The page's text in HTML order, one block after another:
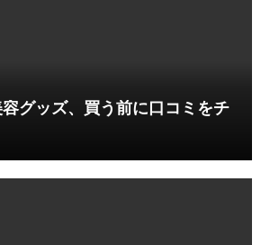
グッズ、買う前に口コミをチ